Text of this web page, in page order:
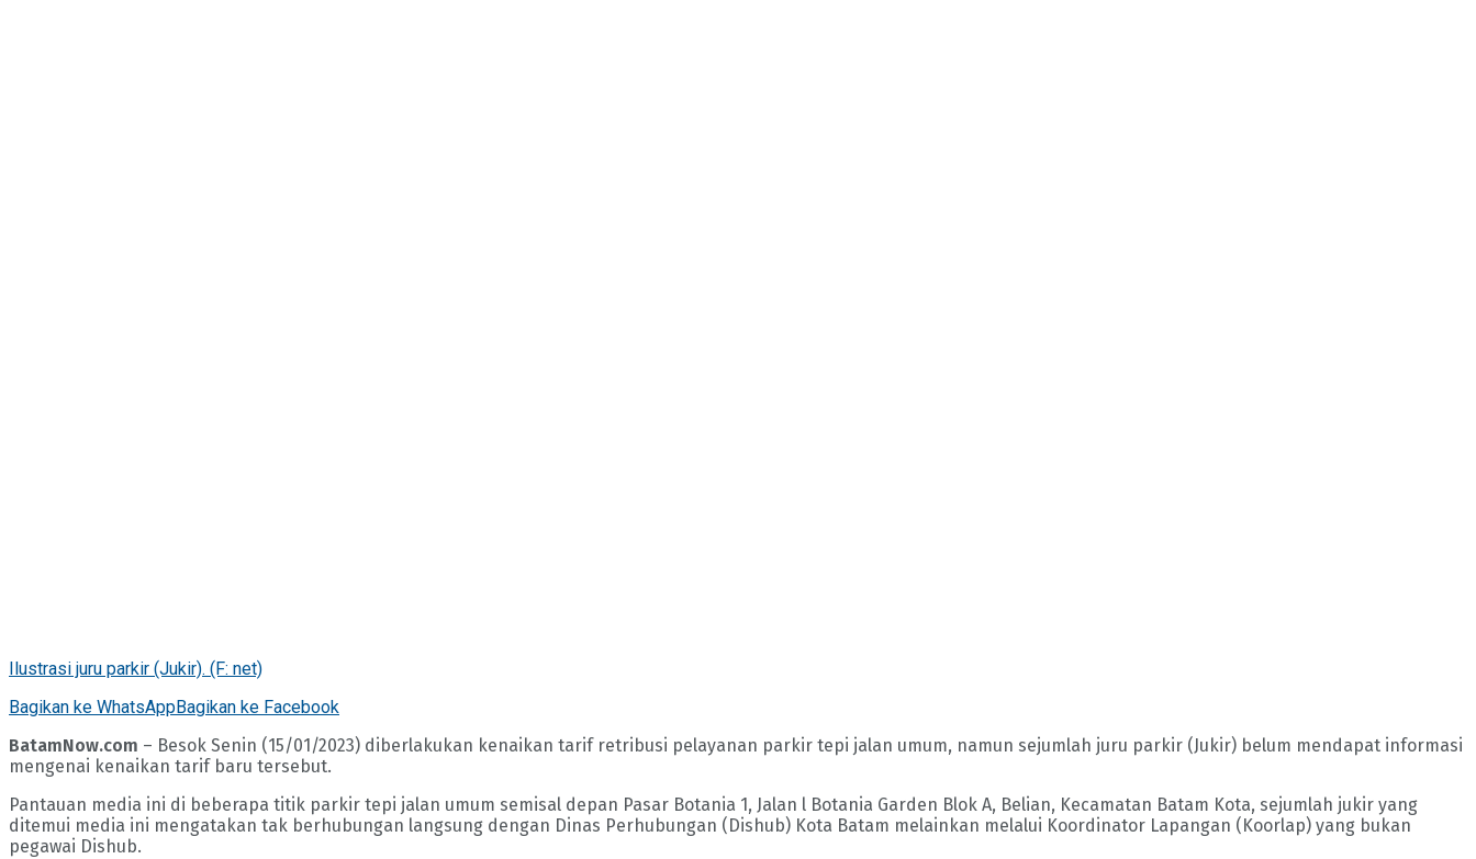
Ilustrasi juru parkir (Jukir). (F: net)
Bagikan ke WhatsAppBagikan ke Facebook
BatamNow.com – Besok Senin (15/01/2023) diberlakukan kenaikan tarif retribusi pelayanan parkir tepi jalan umum, namun sejumlah juru parkir (Jukir) belum mendapat informasi
mengenai kenaikan tarif baru tersebut.
Pantauan media ini di beberapa titik parkir tepi jalan umum semisal depan Pasar Botania 1, Jalan l Botania Garden Blok A, Belian, Kecamatan Batam Kota, sejumlah jukir yang
ditemui media ini mengatakan tak berhubungan langsung dengan Dinas Perhubungan (Dishub) Kota Batam melainkan melalui Koordinator Lapangan (Koorlap) yang bukan
pegawai Dishub.